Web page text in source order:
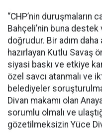
“CHP’nin duruşmaların
Bahçeli’nin buna
doğrudur. Bir adım daha
hazırlayan Kutlu Savaş
siyasi baskı ve etkiye
özel savcı atanmalı ve
belediyeler
Divan makamı olan
sorumlu olmalı ve
gözetilmeksizin Yüce